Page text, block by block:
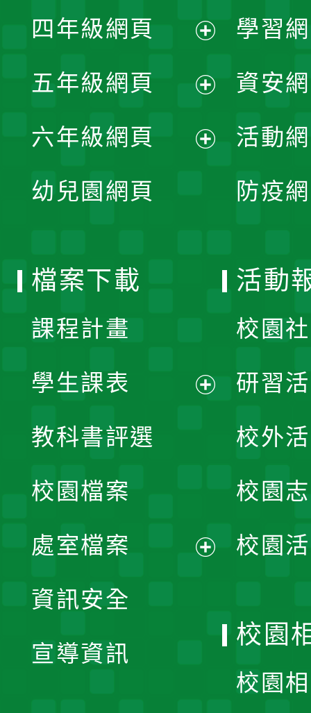
單
選
單
開
選
單
四年級網頁
開
選
五年級網頁
開
六年級網頁
幼兒園網頁
學習
資安
活動
防疫
檔案下載
課程計畫
學生課表
單
教科書評選
校園檔案
處室檔案
資訊安全
宣導資訊
活動
校園
研習
校外
校園
校園
校園
校園